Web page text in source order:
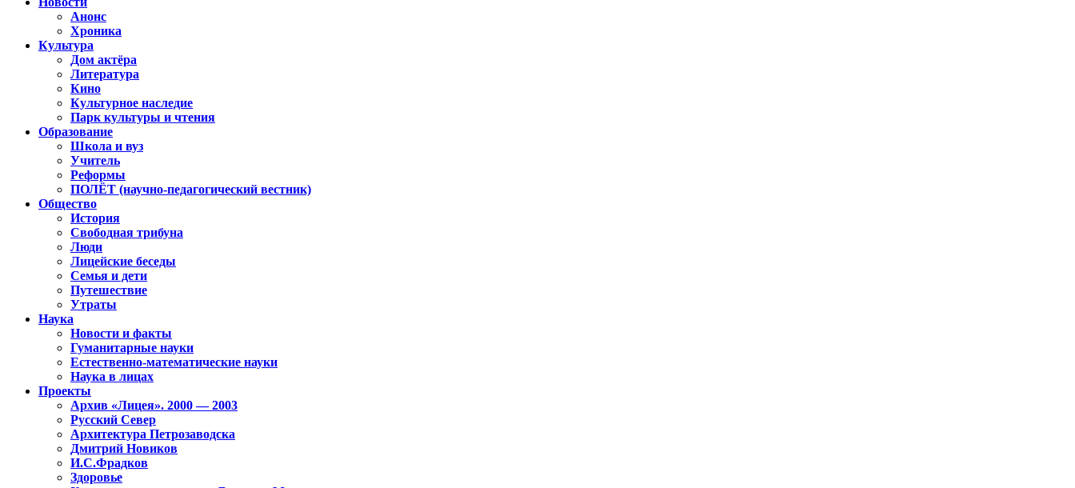
Анонс
Хроника
Культура
Дом актёра
Литература
Кино
Культурное наследие
Парк культуры и чтения
Образование
Школа и вуз
Учитель
Реформы
ПОЛЁТ (научно-педагогический вестник)
Общество
История
Свободная трибуна
Люди
Лицейские беседы
Семья и дети
Путешествие
Утраты
Наука
Новости и факты
Гуманитарные науки
Естественно-математические науки
Наука в лицах
Проекты
Архив «Лицея». 2000 — 2003
Русский Север
Архитектура Петрозаводска
Дмитрий Новиков
И.С.Фрадков
Здоровье